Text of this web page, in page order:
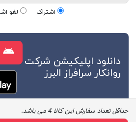
حداقل تعداد سفارش این کالا 4 می باشد.
اشتراک لغو
دانلود اپلیکیشن شرکت
روانکار سرافراز البرز